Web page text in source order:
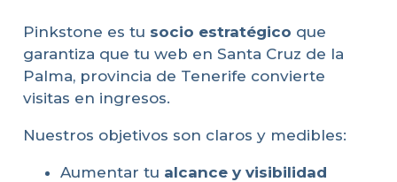
Pinkstone es tu socio estratégico que
garantiza que tu web en Santa Cruz de la
Palma, provincia de Tenerife convierte
visitas en ingresos.
Nuestros objetivos son claros y medibles:
Aumentar tu alcance y visibilidad